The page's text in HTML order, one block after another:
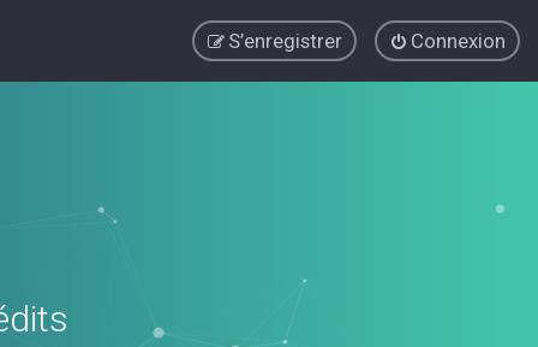
Connexion
S’enregistrer